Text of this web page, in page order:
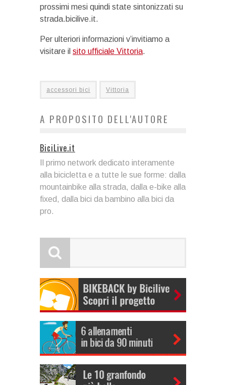
prossimi mesi quindi state sintonizzati su
strada.bicilive.it.
Per ulteriori informazioni v’invitiamo a
visitare il sito ufficiale Vittoria.
accessori bici Vittoria
A PROPOSITO DELL'AUTORE
BiciLive.it
Il primo network dedicato interamente
alla bicicletta e a tutte le sue forme: dalla
mountainbike alla strada, dalla e-bike alla
fixed, dalla bici da bambino alla bici da
pro.